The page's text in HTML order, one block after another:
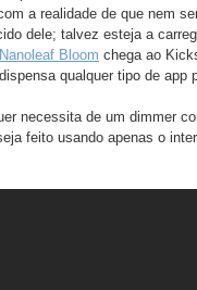
a realidade de que nem
dele; talvez esteja a
Nanoleaf Bloom chega ao
qualquer tipo de app
necessita de um dimmer
feito usando apenas o